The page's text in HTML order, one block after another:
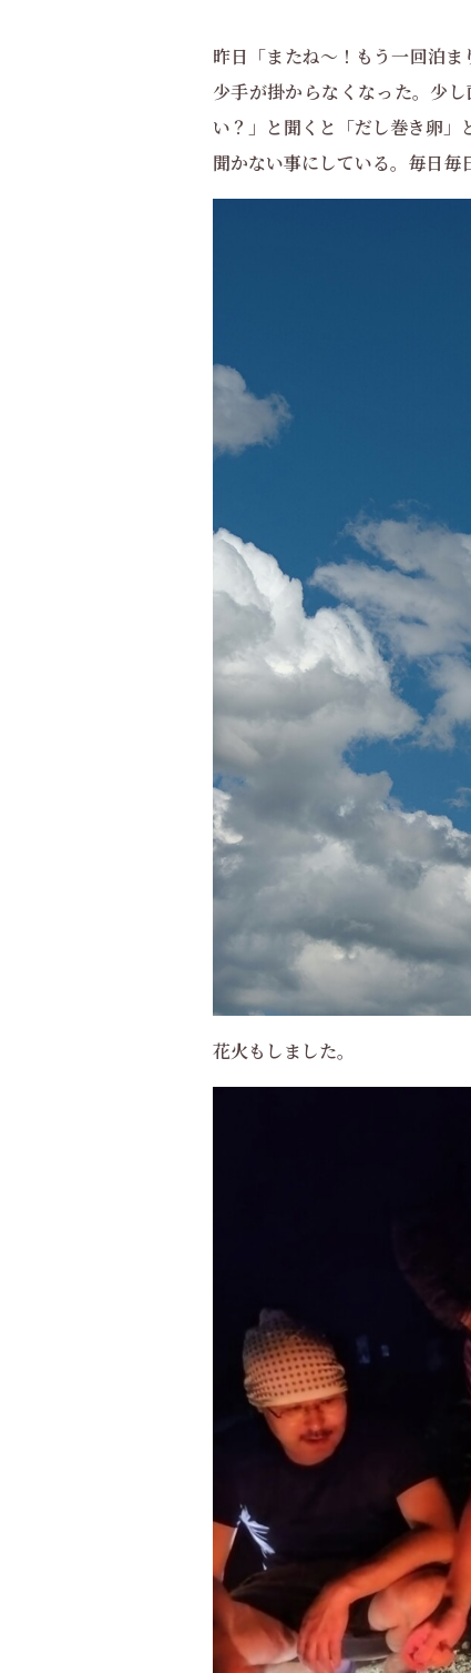
昨日「またね〜！もう一回泊
少手が掛からなくなった。少
い？」と聞くと「だし巻き卵
聞かない事にしている。毎日毎
花火もしました。